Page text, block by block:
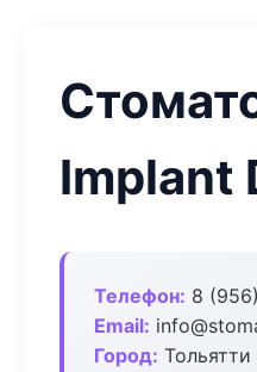
Implant
Телефон: 8
Email:
Город: Тольятти